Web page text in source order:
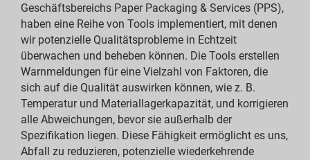
Geschäftsbereichs Paper Packaging & Services (PPS),
haben eine Reihe von Tools implementiert, mit denen
wir potenzielle Qualitätsprobleme in Echtzeit
überwachen und beheben können. Die Tools erstellen
Warnmeldungen für eine Vielzahl von Faktoren, die
sich auf die Qualität auswirken können, wie z. B.
Temperatur und Materiallagerkapazität, und korrigieren
alle Abweichungen, bevor sie außerhalb der
Spezifikation liegen. Diese Fähigkeit ermöglicht es uns,
Abfall zu reduzieren, potenzielle wiederkehrende